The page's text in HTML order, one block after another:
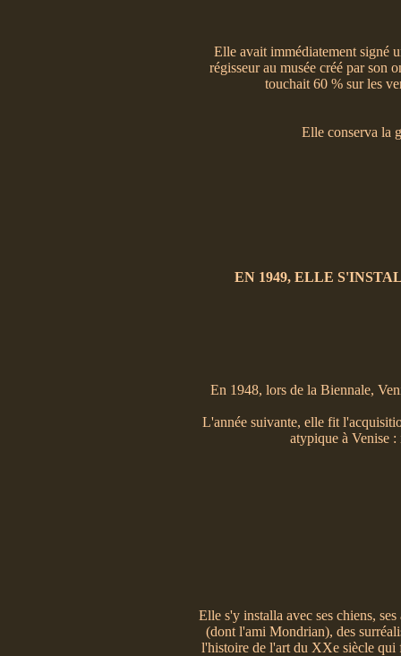
Elle avait immédiatement signé
régisseur au musée créé par son
touchait 60 % sur les
Elle conserva la
EN 1949, ELLE
En 1948, lors de la Biennale,
L'année suivante, elle fit
atypique à Venise :
Elle s'y installa avec ses chiens,
(dont l'ami Mondrian), des
l'histoire de l'art du XXe siècle qui